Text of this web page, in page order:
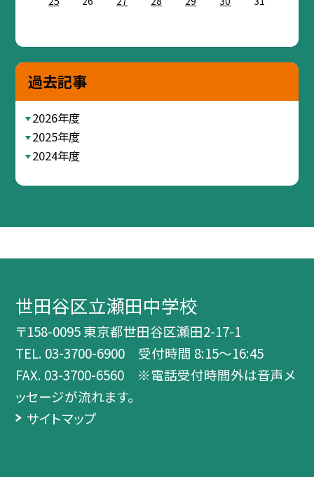
過去記事
2026年度
2025年度
2024年度
世田谷区立瀬田中学校
〒158-0095 東京都世田谷区瀬田2-17-1
TEL. 03-3700-6900 受付時間 8:15～16:45
FAX. 03-3700-6560 ※電話受付時間外は音声メ
ッセージが流れます。
サイトマップ